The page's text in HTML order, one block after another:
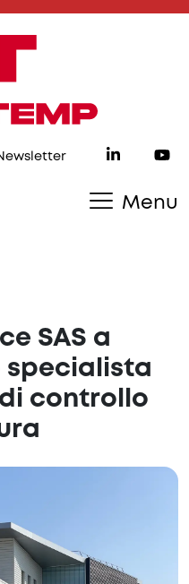
Menu
SAS a
specialista
controllo